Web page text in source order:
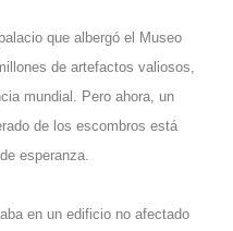
que albergó el Museo
de artefactos valiosos,
mundial. Pero ahora, un
de los escombros está
esperanza.
en un edificio no afectado